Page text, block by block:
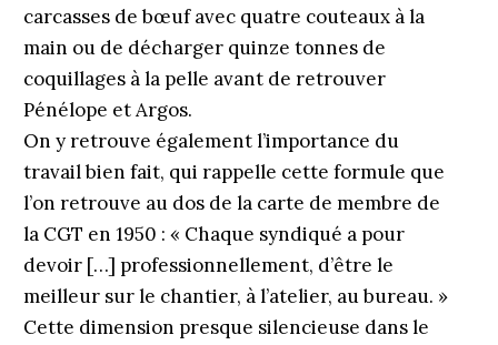
carcasses de bœuf avec quatre couteaux à la
main ou de décharger quinze tonnes de
coquillages à la pelle avant de retrouver
Pénélope et Argos.
On y retrouve également l’importance du
travail bien fait, qui rappelle cette formule que
l’on retrouve au dos de la carte de membre de
la CGT en 1950 : « Chaque syndiqué a pour
devoir […] professionnellement, d’être le
meilleur sur le chantier, à l’atelier, au bureau. »
Cette dimension presque silencieuse dans le